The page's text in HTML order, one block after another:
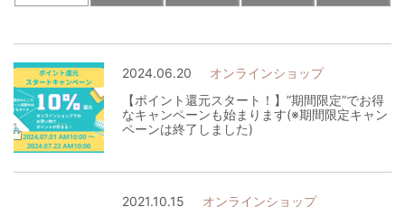
2024.06.20
オンラインショップ
【ポイント還元スタート！】”期間限定”でお得
なキャンペーンも始まります(※期間限定キャン
ペーンは終了しました)
2021.10.15
オンラインショップ